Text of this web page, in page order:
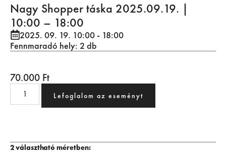
Nagy Shopper táska 2025.09.19. |
10:00 – 18:00
2025. 09. 19. 10:00- 18:00
Fennmaradó hely: 2 db
70.000 Ft
Lefoglalom az eseményt
2 választható méretben: